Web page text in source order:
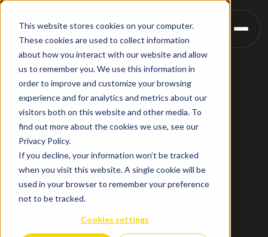
This website stores cookies on your computer.
These cookies are used to collect information
about how you interact with our website and allow
us to remember you. We use this information in
order to improve and customize your browsing
experience and for analytics and metrics about our
visitors both on this website and other media. To
find out more about the cookies we use, see our
Privacy Policy.
If you decline, your information won’t be tracked
when you visit this website. A single cookie will be
used in your browser to remember your preference
not to be tracked.
Cookies settings